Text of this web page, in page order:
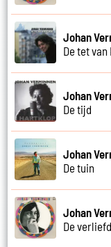
Johan
De tet
Johan
De tijd
Johan
De tuin
Johan
De